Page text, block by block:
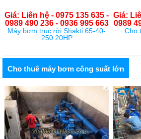
Giá: Liên hệ - 0975 135 635 -
0989 490 236 - 0936 995 663
Máy bơm trục rời Shakti 65-40-
250 20HP
Giá:
0989
Cho
Cho thuê máy bơm công suất lớn